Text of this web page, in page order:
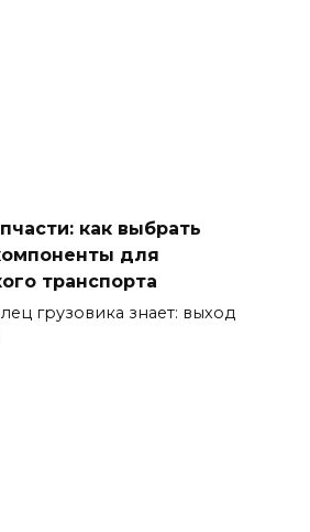
как выбрать
для
транспорта
грузовика знает: выход